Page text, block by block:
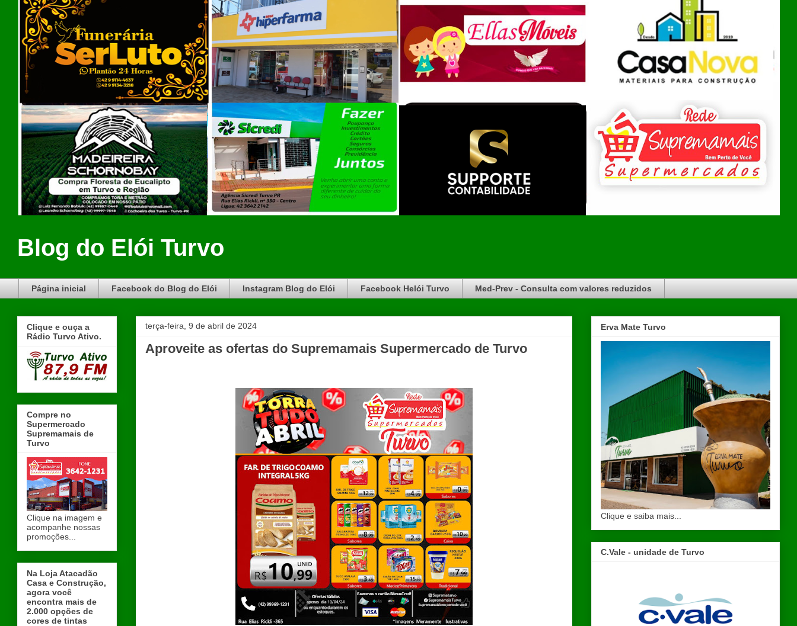
Blog do Elói Turvo
Página inicial Facebook do Blog do Elói Instagram Blog do Elói Facebook Helói Turvo Med-Prev - Consulta com valores reduzidos
terça-feira, 9 de abril de 2024
Aproveite as ofertas do Supremamais Supermercado de Turvo
Clique e ouça a
Rádio Turvo Ativo.
Compre no
Supermercado
Supremamais de
Turvo
Clique na imagem e
acompanhe nossas
promoções...
Na Loja Atacadão
Casa e Construção,
agora você
encontra mais de
2.000 opções de
cores de tintas
Erva Mate Turvo
Clique e saiba mais...
C.Vale - unidade de Turvo